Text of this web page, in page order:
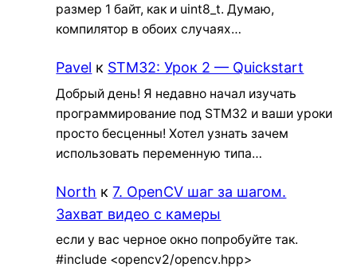
размер 1 байт, как и uint8_t. Думаю,
компилятор в обоих случаях…
Pavel к STM32: Урок 2 — Quickstart
Добрый день! Я недавно начал изучать
программирование под STM32 и ваши уроки
просто бесценны! Хотел узнать зачем
использовать переменную типа…
North к7. OpenCV шаг за шагом.
Захват видео с камеры
если у вас черное окно попробуйте так.
#include <opencv2/opencv.hpp>